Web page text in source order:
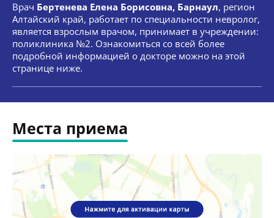
Врач Бертенева Елена Борисовна, Барнаул, регион
Алтайский край, работает по специальности невролог,
является взрослым врачом, принимает в учреждении:
поликлиника №2. Ознакомиться со всей более
подробной информацией о докторе можно на этой
странице ниже.
Места приема